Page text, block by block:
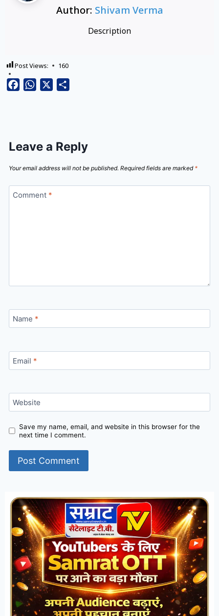
Author: Shivam Verma
Description
Post Views: 160
FacebookWhatsApp
Leave a Reply
Your email address will not be published. Required fields are marked *
Comment *
Name *
Email *
Website
Save my name, email, and website in this browser for the
next time I comment.